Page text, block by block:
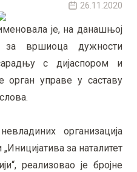
26.11.2020
je, на данашњој
за вршиоца дужности
с дијаспором и
орган управе у саставу
организација
за наталитет
реализовао је бројне